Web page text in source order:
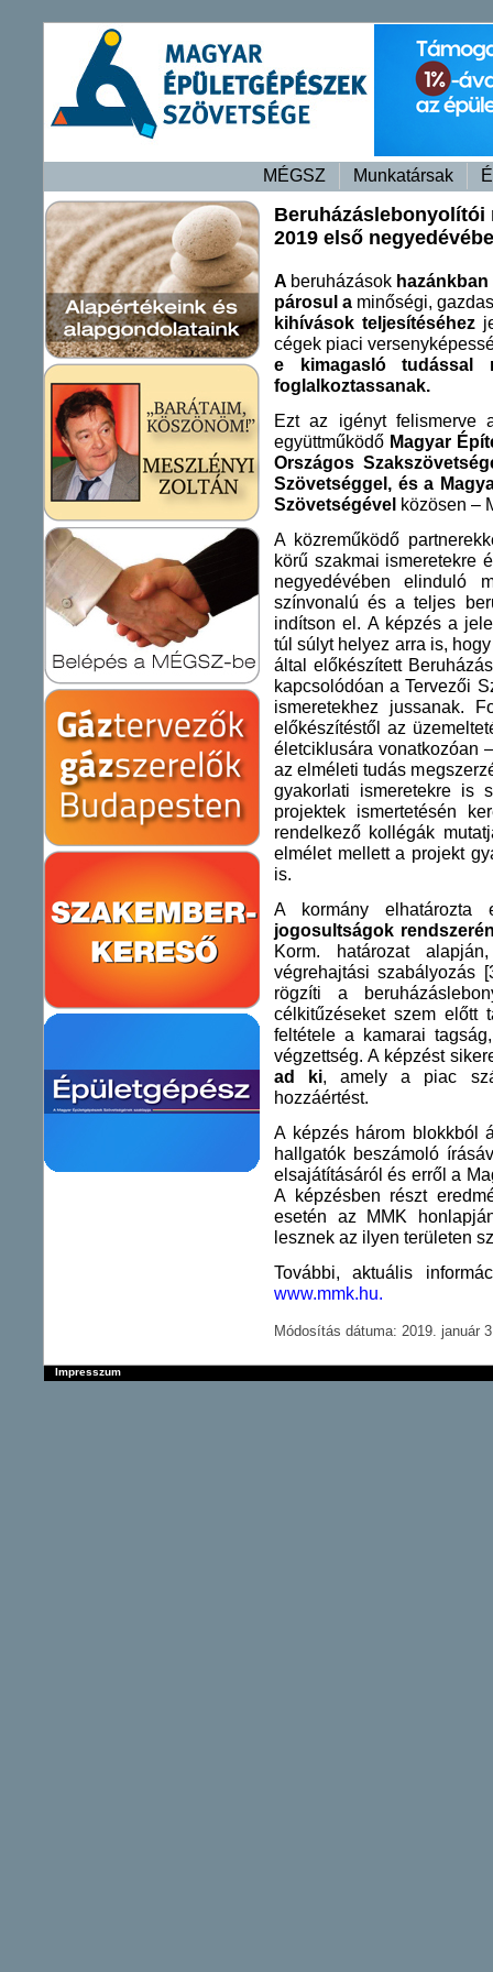
MÉGSZ Munkatársak
2019 első
A beruházások
párosul a minőségi,
kihívások teljesítéséhez
cégek piaci
e kimagasló tudással
foglalkoztassanak.
Ezt az igényt
együttműködő Magyar
Országos
Szövetséggel, és a
Szövetségével közösen –
A közreműködő
körű szakmai ismeretekre
negyedévében elinduló
színvonalú és a teljes
indítson el. A képzés a
túl súlyt helyez arra is,
által előkészített
kapcsolódóan a Tervezői
ismeretekhez jussanak.
előkészítéstől az
életciklusára vonatkozóan
az elméleti tudás
gyakorlati ismeretekre is
projektek ismertetésén
rendelkező kollégák
elmélet mellett a projekt
is.
A kormány
jogosultságok
Korm. határozat
végrehajtási szabályozás
rögzíti a
célkitűzéseket szem előtt
feltétele a kamarai
végzettség. A képzést
ad ki, amely a piac
hozzáértést.
A képzés három blokkból
hallgatók beszámoló
elsajátításáról és erről a
A képzésben részt
esetén az MMK
lesznek az ilyen területen
További, aktuális
www.mmk.hu.
Módosítás dátuma: 2019. január
Impresszum